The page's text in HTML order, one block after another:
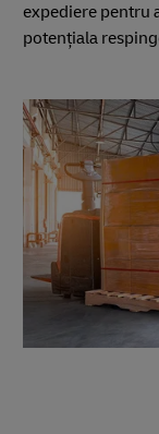
expediere pentru
potențiala